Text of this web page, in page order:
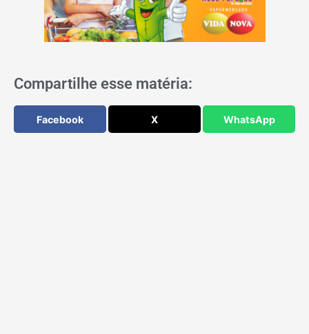
Compartilhe esse matéria:
Facebook X WhatsApp